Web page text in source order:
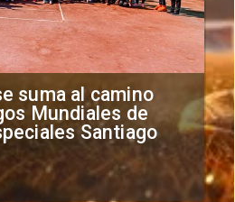
Sifup
por situación